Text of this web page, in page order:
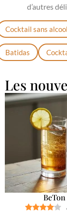
d’autres
Cocktail sans alcool
Batidas
Les
BeTon